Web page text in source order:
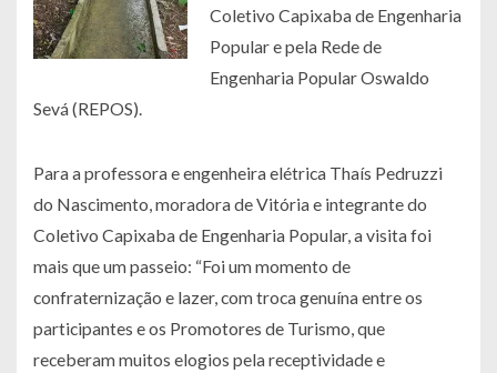
Coletivo Capixaba de Engenharia
Popular e pela Rede de
Engenharia Popular Oswaldo
Sevá (REPOS).
Para a professora e engenheira elétrica Thaís Pedruzzi
do Nascimento, moradora de Vitória e integrante do
Coletivo Capixaba de Engenharia Popular, a visita foi
mais que um passeio: “Foi um momento de
confraternização e lazer, com troca genuína entre os
participantes e os Promotores de Turismo, que
receberam muitos elogios pela receptividade e